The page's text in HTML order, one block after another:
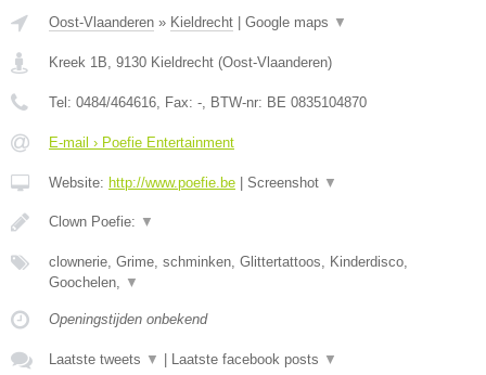
Oost-Vlaanderen » Kieldrecht Google maps ▼
Kreek 1B, 9130 Kieldrecht (Oost-Vlaanderen)
Tel: 0484/464616, Fax: -, BTW-nr: BE 0835104870
E-mail › Poefie Entertainment
Website: http://www.poefie.be Screenshot ▼
Clown Poefie: ▼
clownerie, Grime, schminken, Glittertattoos, Kinderdisco,
Goochelen, ▼
Openingstijden onbekend
Laatste tweets ▼ Laatste facebook posts ▼